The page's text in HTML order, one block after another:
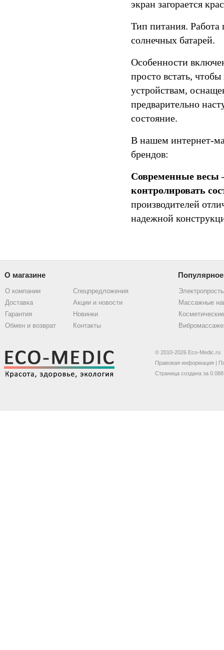
экран загорается
Тип питания.
солнечных батарей.
Особенности
просто встать,
устройствам,
предварительно
состояние.
В нашем интернет-
брендов:
Современные весы
контролировать
производителей
надежной
О магазине Популярное
О компании
Доставка
Гарантия
Обмен и возврат
Спецпредложения
Акции и новости
Новинки
Контакты
Массажные
© 2010-2026 Eco-Medic.ru
Правовая информация |
Страница создана за